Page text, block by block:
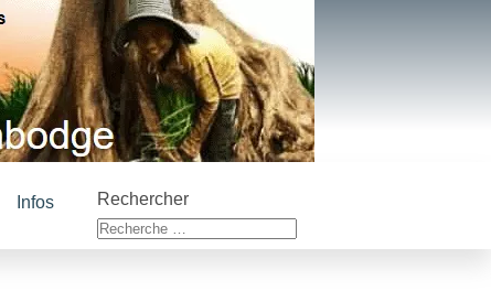
Infos Rechercher